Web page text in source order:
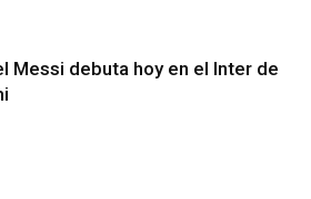
Messi debuta hoy en el Inter de